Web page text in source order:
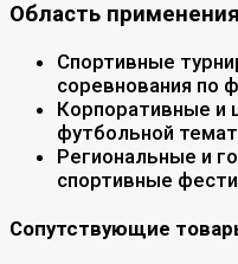
Область применения
Спортивные
соревнования по
Корпоративные и
футбольной
Региональные и
спортивные
Сопутствующие